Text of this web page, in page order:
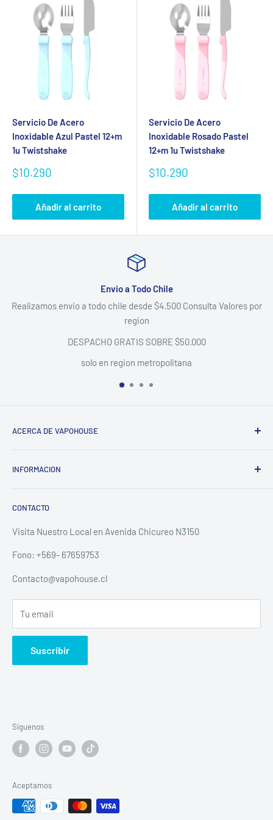
Servicio De Acero
Inoxidable Azul Pastel 12+m
1u Twistshake
Precio
venta
$10.290
Añadir al carrito
Servicio De Acero
Inoxidable Rosado Pastel
12+m 1u Twistshake
Precio
venta
$10.290
Añadir al carrito
chile desde $4.500 Consulta Valores por
GRATIS SOBRE $50.000
region metropolitana
Todos nuestros
ACERCA DE VAPOHOUSE
costos de mantener un hogar, buscamos ofrecer los mejores
enfocados en la calidad y una excelente atención.
INFORMACION
Despachos
Politica de envios
Política de devolución y reembolso escrita
Todos Los productos
CONTACTO
Visita Nuestro Local en Avenida Chicureo N3150
Fono: +569- 67659753
Contacto@vapohouse.cl
Tu email
Suscribir
Síguenos
Aceptamos
Se requiere iniciar sesión
lista de deseos y ver los artículos guardados